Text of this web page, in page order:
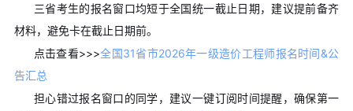
三省考生的报名窗口均短于全国统一截止日期，建议提前备齐
材料，避免卡在截止日期前。
点击查看>>>全国31省市2026年一级造价工程师报名时间&公
告汇总
担心错过报名窗口的同学，建议一键订阅时间提醒，确保第一